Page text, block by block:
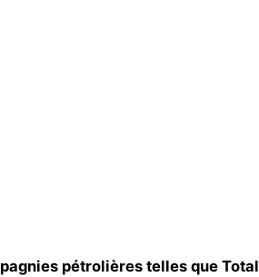
pétrolières telles que Total